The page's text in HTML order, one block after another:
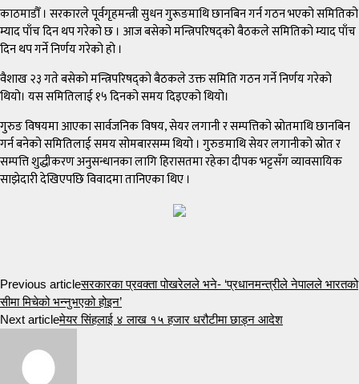
काठमाडौँ । सरकारले पूर्वगृहमन्त्री सुधन गुरूङमाथि छानबिन गर्न गठन भएको समितिको
म्याद पाँच दिन थप गरेको छ । आज बसेको मन्त्रिपरिषद्को बैठकले समितिको म्याद पाँच
दिन थप गर्ने निर्णय गरेको हो ।
वैशाख २३ गते बसेको मन्त्रिपरिषद्को बैठकले उक्त समिति गठन गर्ने निर्णय गरेको
थियो। यस समितिलाई १५ दिनको समय दिइएको थियो।
गुरुङ विषयमा आएका सार्वजनिक विषय, सेयर लगानी र सम्पत्तिको स्रोतमाथि छानबिन
गर्न बनेको समितिलाई समय सोमबारसम्म थियो । गुरुङमाथि सेयर लगानीको स्रोत र
सम्पत्ति शुद्धीकरण अनुसन्धानका लागि हिरासतमा रहेका दीपक भट्टसँग व्यावसायिक
साझेदारी देखिएपछि विवादमा तानिएका थिए ।
Previous articleसरकारका प्रवक्ता पोखरेलले भने- ‘प्रधानमन्त्रीले नेपालले भारतको
सीमा मिचेको भन्नुभएको होइन’
Next articleमेयर सिंहलाई ४ लाख १५ हजार धरौटीमा छाड्न आदेश